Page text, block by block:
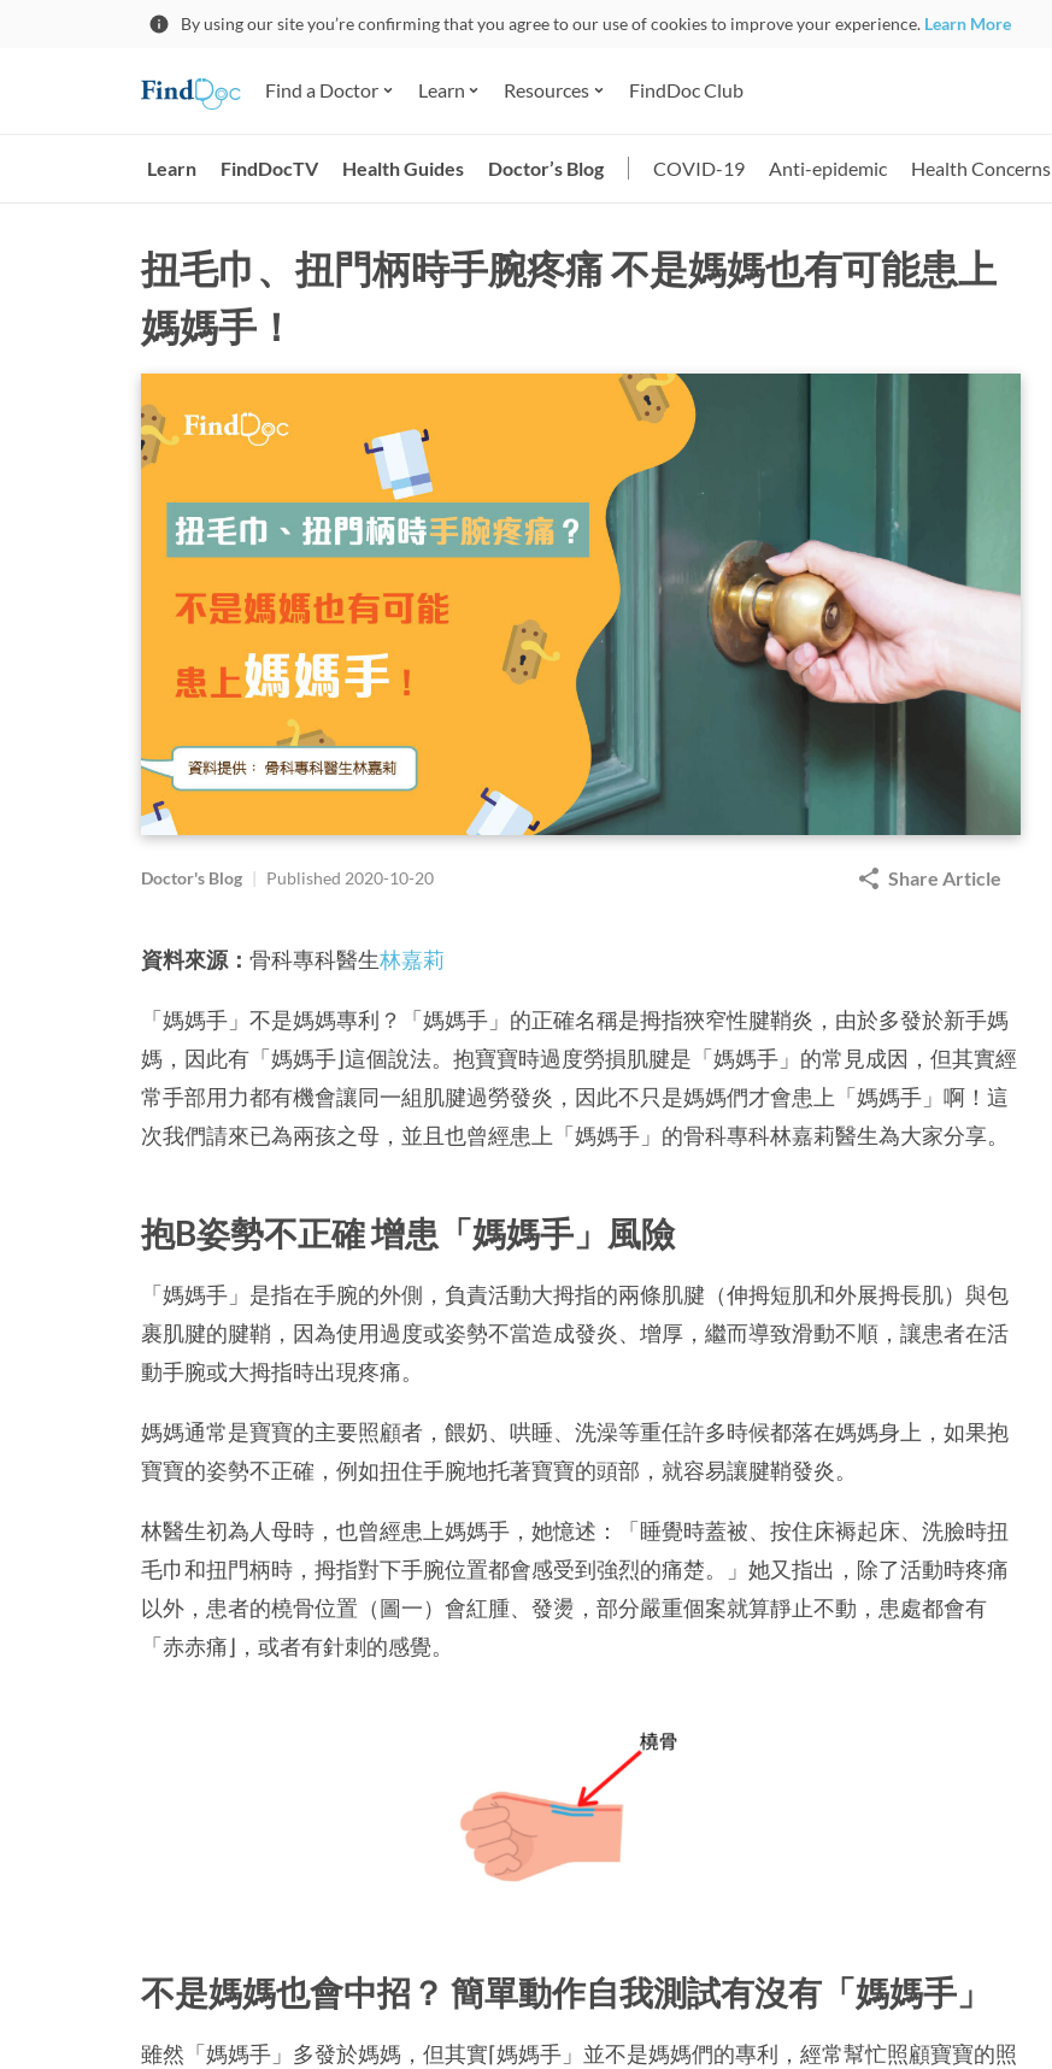
By using our site you’re confirming that you agree to our use of cookies to improve your experience. Learn More
Find a Doctor Learn Resources FindDoc Club
Learn FindDocTV Health Guides Doctor’s Blog COVID-19 Anti-epidemic Health Concerns
扭毛巾、扭門柄時手腕疼痛 不是媽媽也有可能患上
媽媽手！
Doctor's Blog | Published 2020-10-20 Share Article
資料來源： 骨科專科醫生林嘉莉
「媽媽手」不是媽媽專利？「媽媽手」的正確名稱是拇指狹窄性腱鞘炎，由於多發於新手媽
媽，因此有「媽媽手⌋這個說法。抱寶寶時過度勞損肌腱是「媽媽手」的常見成因，但其實經
常手部用力都有機會讓同一組肌腱過勞發炎，因此不只是媽媽們才會患上「媽媽手」啊！這
次我們請來已為兩孩之母，並且也曾經患上「媽媽手」的骨科專科林嘉莉醫生為大家分享。
抱B姿勢不正確 增患「媽媽手」風險
「媽媽手」是指在手腕的外側，負責活動大拇指的兩條肌腱（伸拇短肌和外展拇長肌）與包
裹肌腱的腱鞘，因為使用過度或姿勢不當造成發炎、增厚，繼而導致滑動不順，讓患者在活
動手腕或大拇指時出現疼痛。
媽媽通常是寶寶的主要照顧者，餵奶、哄睡、洗澡等重任許多時候都落在媽媽身上，如果抱
寶寶的姿勢不正確，例如扭住手腕地托著寶寶的頭部，就容易讓腱鞘發炎。
林醫生初為人母時，也曾經患上媽媽手，她憶述：「睡覺時蓋被、按住床褥起床、洗臉時扭
毛巾和扭門柄時，拇指對下手腕位置都會感受到強烈的痛楚。」她又指出，除了活動時疼痛
以外，患者的橈骨位置（圖一）會紅腫、發燙，部分嚴重個案就算靜止不動，患處都會有
「赤赤痛⌋，或者有針刺的感覺。
不是媽媽也會中招？ 簡單動作自我測試有沒有「媽媽手」
雖然「媽媽手」多發於媽媽，但其實⌈媽媽手」並不是媽媽們的專利，經常幫忙照顧寶寶的照